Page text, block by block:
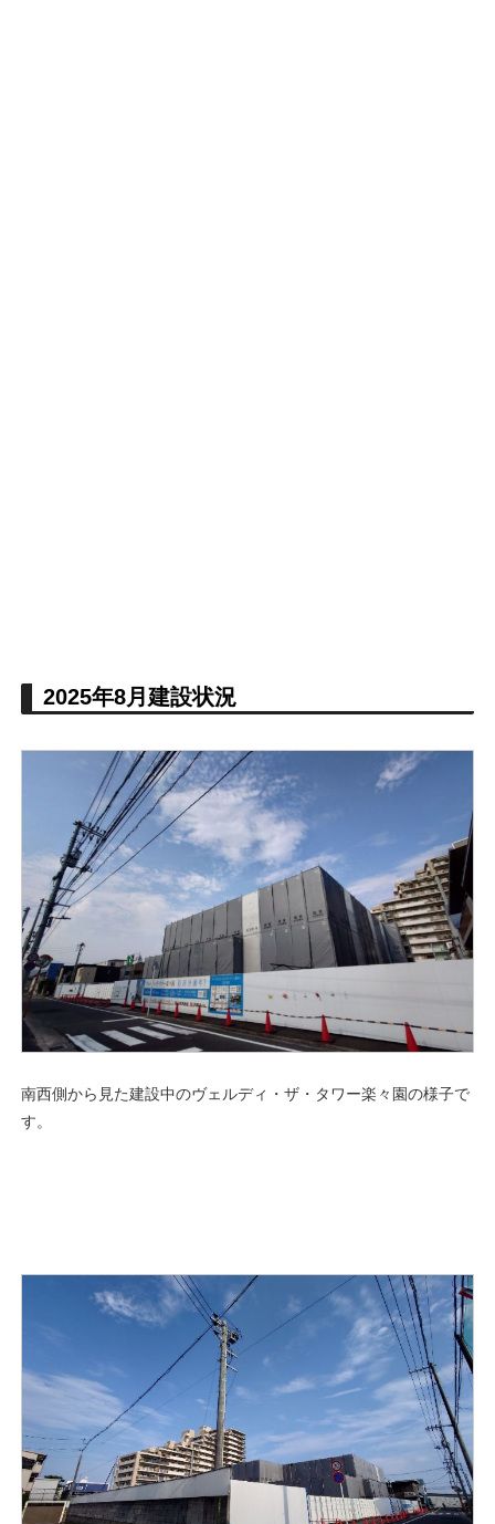
2025年8月建設状況
南西側から見た建設中のヴェルディ・ザ・タワー楽々園の様子で
す。